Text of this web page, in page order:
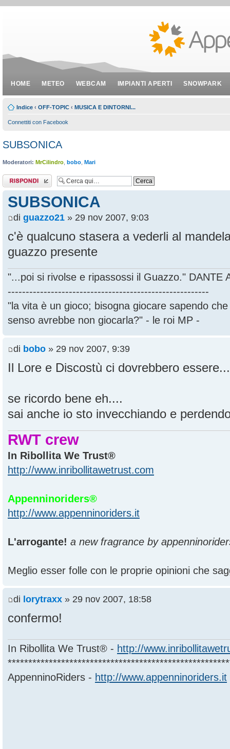
HOME METEO WEBCAM IMPIANTI APERTI SNOWPARK
Indice ‹ OFF-TOPIC ‹ MUSICA E DINTORNI...
Connettiti con Facebook
SUBSONICA
Moderatori: MrCilindro bobo Mari
Rispondi al
messaggio
SUBSONICA
di guazzo21 » 29 nov 2007, 9:03
c'è qualcuno stasera a vederli al
guazzo presente
"...poi si rivolse e ripassossi il Guazzo." DANTE
--------------------------------------------------------
"la vita è un gioco; bisogna giocare sapendo
senso avrebbe non giocarla?" - le roi MP -
di bobo » 29 nov 2007, 9:39
Il Lore e Discostù ci dovrebbero
se ricordo bene eh....
sai anche io sto invecchiando e
RWT crew
In Ribollita We Trust®
http://www.inribollitawetrust.com
Appenninoriders®
http://www.appenninoriders.it
L'arrogante! a new fragrance by
Meglio esser folle con le proprie opinioni che
di lorytraxx » 29 nov 2007, 18:58
confermo!
In Ribollita We Trust® - http://
AppenninoRiders - http://www.appenninoriders.it